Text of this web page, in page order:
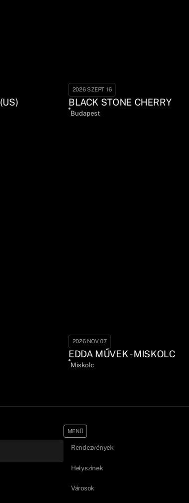
2026 SZEPT 16
BLACK STONE CHERRY
Budapest
2026 NOV 07
EDDA MŰVEK - MISKOLC
Miskolc
MENÜ
Rendezvények
Helyszínek
Városok